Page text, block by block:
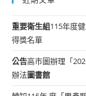
重要衛生組115年度
得獎名單
公告高市圖辦理「
辦法圖書館